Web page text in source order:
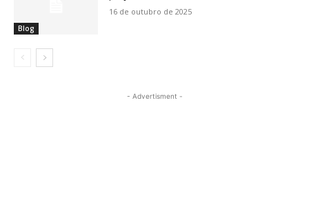
Blog
16 de outubro de 2025
- Advertisment -